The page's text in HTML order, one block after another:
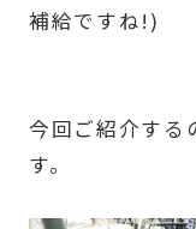
補給ですね!)
今回ご紹介する
す。